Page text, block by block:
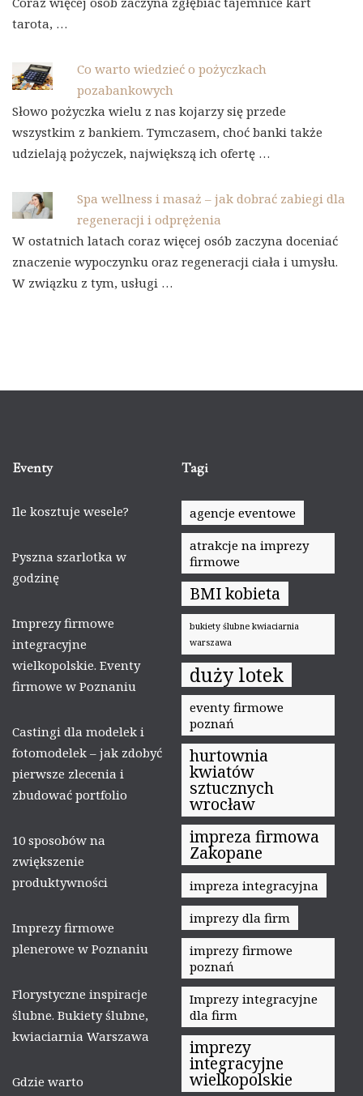
tarota, …
Co warto wiedzieć o pożyczkach
pozabankowych
Słowo pożyczka wielu z nas kojarzy się przede
wszystkim z bankiem. Tymczasem, choć banki także
udzielają pożyczek, największą ich ofertę …
Spa wellness i masaż – jak dobrać zabiegi dla
regeneracji i odprężenia
W ostatnich latach coraz więcej osób zaczyna doceniać
znaczenie wypoczynku oraz regeneracji ciała i umysłu.
W związku z tym, usługi …
Eventy
Ile kosztuje wesele?
Pyszna szarlotka w
godzinę
Imprezy firmowe
integracyjne
wielkopolskie. Eventy
firmowe w Poznaniu
Castingi dla modelek i
fotomodelek – jak zdobyć
pierwsze zlecenia i
zbudować portfolio
10 sposobów na
zwiększenie
produktywności
Imprezy firmowe
plenerowe w Poznaniu
Florystyczne inspiracje
ślubne. Bukiety ślubne,
kwiaciarnia Warszawa
Gdzie warto
Tagi
agencje eventowe
atrakcje na imprezy
firmowe
BMI kobieta
bukiety ślubne kwiaciarnia
warszawa
duży lotek
eventy firmowe
poznań
hurtownia
kwiatów
sztucznych
wrocław
impreza firmowa
Zakopane
impreza integracyjna
imprezy dla firm
imprezy firmowe
poznań
Imprezy integracyjne
dla firm
imprezy
integracyjne
wielkopolskie